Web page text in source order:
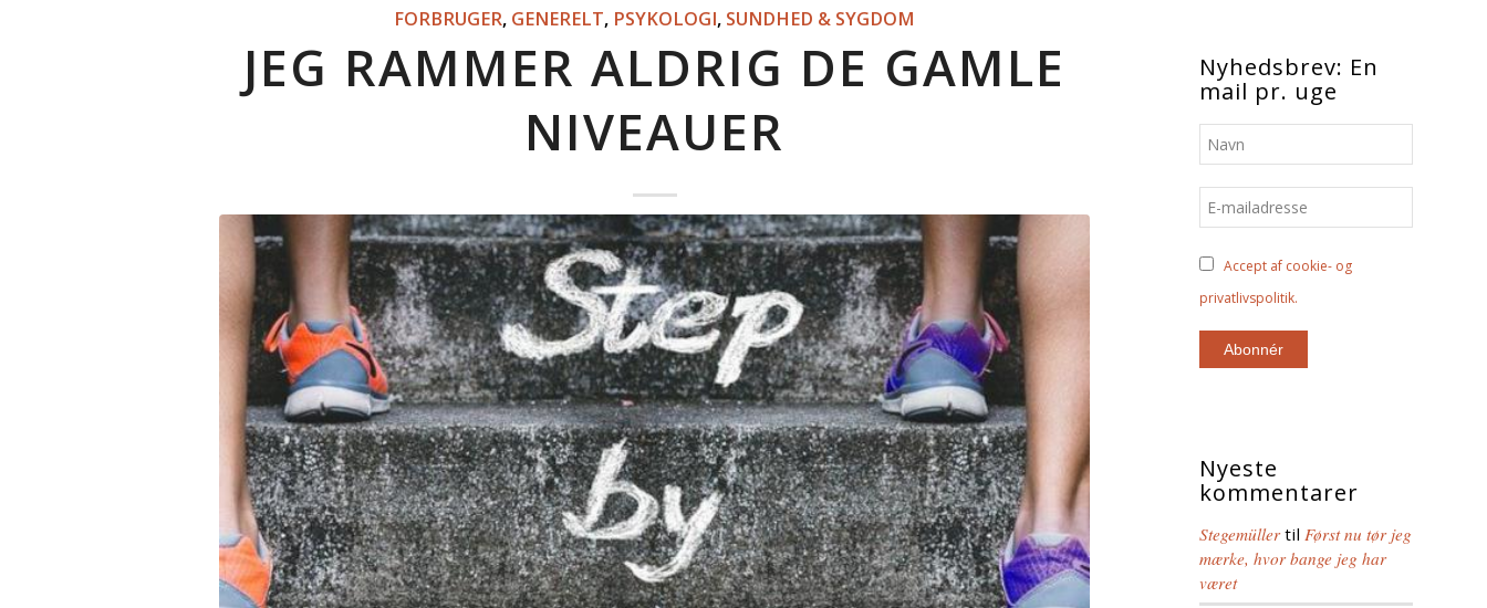
FORBRUGER, GENERELT, PSYKOLOGI, SUNDHED & SYGDOM
JEG RAMMER ALDRIG DE GAMLE
NIVEAUER
Nyhedsbrev: En
mail pr. uge
Accept af cookie- og
privatlivspolitik.
Nyeste
kommentarer
Stegemüllertil Først nu tør jeg
mærke, hvor bange jeg har
været